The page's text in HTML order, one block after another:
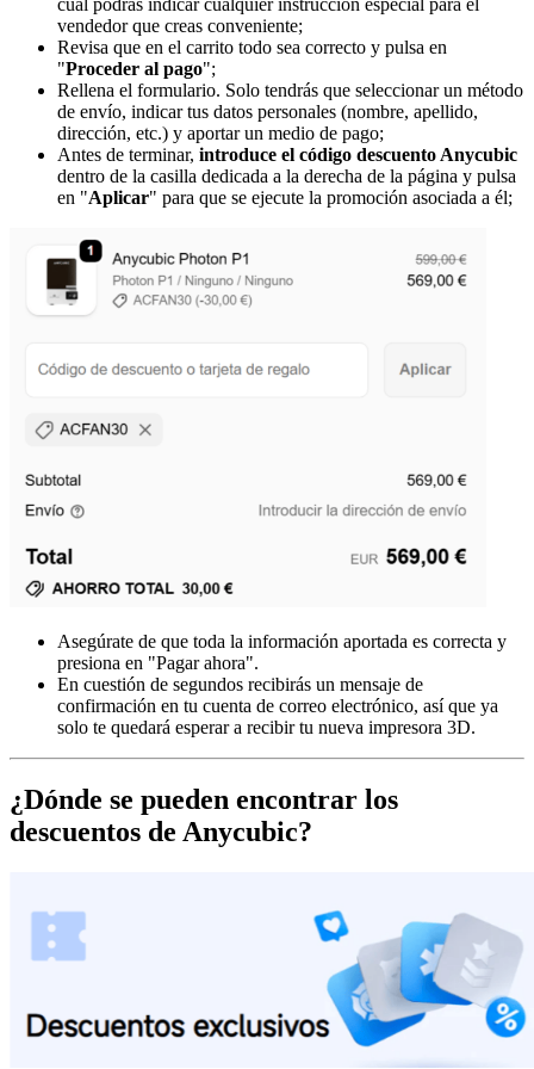
vendedor que creas conveniente;
Revisa que en el carrito todo sea correcto y pulsa en
"Proceder al pago";
Rellena el formulario. Solo tendrás que seleccionar un método
de envío, indicar tus datos personales (nombre, apellido,
dirección, etc.) y aportar un medio de pago;
Antes de terminar, introduce el código descuento Anycubic
dentro de la casilla dedicada a la derecha de la página y pulsa
en "Aplicar" para que se ejecute la promoción asociada a él;
Asegúrate de que toda la información aportada es correcta y
presiona en "Pagar ahora".
En cuestión de segundos recibirás un mensaje de
confirmación en tu cuenta de correo electrónico, así que ya
solo te quedará esperar a recibir tu nueva impresora 3D.
¿Dónde se pueden encontrar los
descuentos de Anycubic?